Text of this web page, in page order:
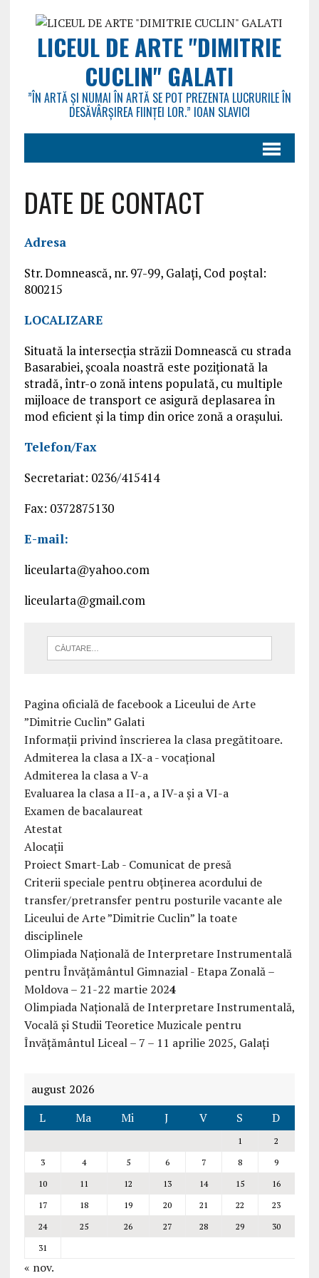
LICEUL DE ARTE "DIMITRIE
CUCLIN" GALATI
”ÎN ARTĂ ȘI NUMAI ÎN ARTĂ SE POT PREZENTA LUCRURILE ÎN
DESĂVÂRȘIREA FIINȚEI LOR.” IOAN SLAVICI
DATE DE CONTACT
Adresa
Str. Domnească, nr. 97-99, Galaţi, Cod poştal:
800215
LOCALIZARE
Situată la intersecţia străzii Domnească cu strada
Basarabiei, şcoala noastră este poziţionată la
stradă, într-o zonă intens populată, cu multiple
mijloace de transport ce asigură deplasarea în
mod eficient şi la timp din orice zonă a oraşului.
Telefon/Fax
Secretariat: 0236/415414
Fax: 0372875130
E-mail:
liceularta@yahoo.com
liceularta@gmail.com
Pagina oficială de facebook a Liceului de Arte
”Dimitrie Cuclin” Galati
Informații privind înscrierea la clasa pregătitoare.
Admiterea la clasa a IX-a - vocațional
Admiterea la clasa a V-a
Evaluarea la clasa a II-a , a IV-a și a VI-a
Examen de bacalaureat
Atestat
Alocații
Proiect Smart-Lab - Comunicat de presă
Criterii speciale pentru obținerea acordului de
transfer/pretransfer pentru posturile vacante ale
Liceului de Arte ”Dimitrie Cuclin” la toate
disciplinele
Olimpiada Națională de Interpretare Instrumentală
pentru Învățământul Gimnazial - Etapa Zonală –
Moldova – 21-22 martie 2024
Olimpiada Națională de Interpretare Instrumentală,
Vocală și Studii Teoretice Muzicale pentru
Învățământul Liceal – 7 – 11 aprilie 2025, Galați
august 2026
L
Ma Mi J V S D
1
2
3
4 5 6 7 8
9
10
11 12 13 14 15
16
17
18 19 20 21 22
23
24
25 26 27 28 29
30
31
« nov.